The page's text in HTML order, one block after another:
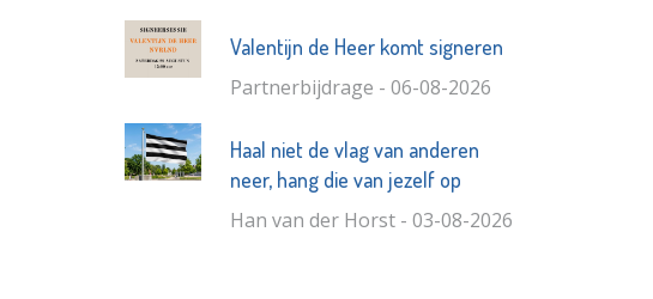
Valentijn de Heer komt signeren
Partnerbijdrage - 06-08-2026
Haal niet de vlag van anderen
neer, hang die van jezelf op
Han van der Horst - 03-08-2026